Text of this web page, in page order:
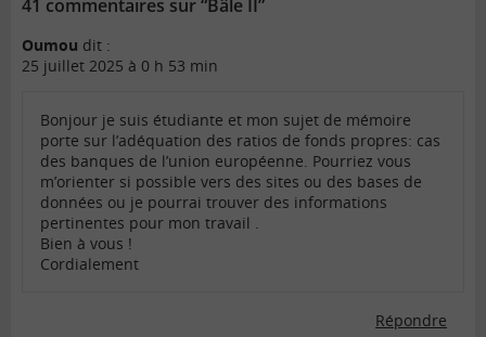
41 commentaires sur “Bâle II”
Oumou dit :
25 juillet 2025 à 0 h 53 min
Bonjour je suis étudiante et mon sujet de mémoire
porte sur l’adéquation des ratios de fonds propres: cas
des banques de l’union européenne. Pourriez vous
m’orienter si possible vers des sites ou des bases de
données ou je pourrai trouver des informations
pertinentes pour mon travail .
Bien à vous !
Cordialement
Répondre